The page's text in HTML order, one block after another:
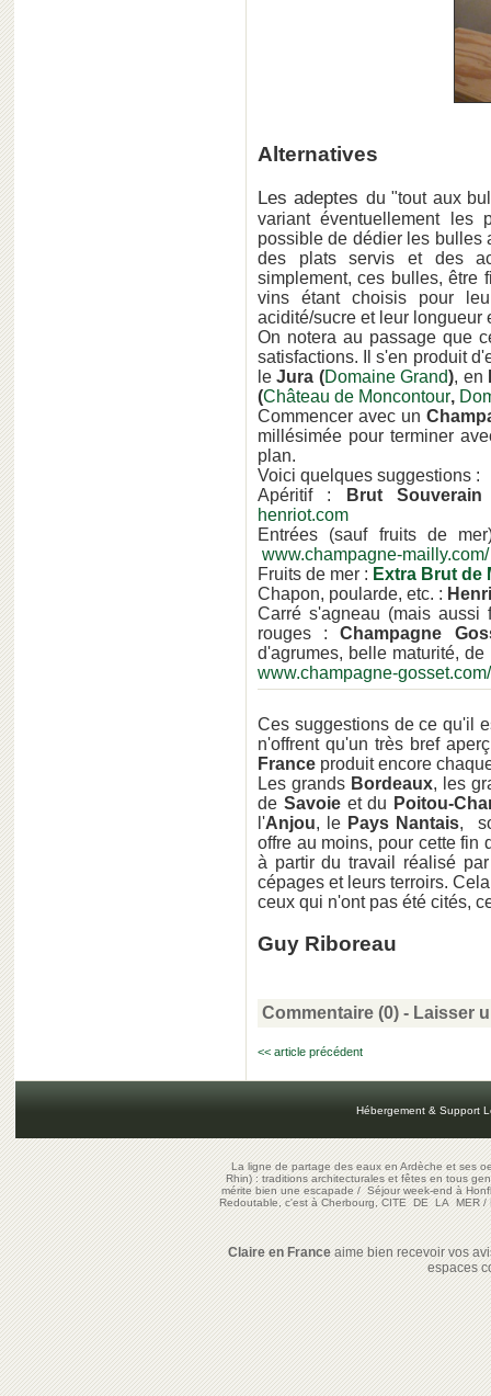
Alternatives
Les adeptes du "tout aux
variant éventuellement
possible de dédier les bulles
des plats servis et des
simplement, ces bulles, être
vins étant choisis pour
acidité/sucre et leur longueur
On notera au passage que
satisfactions. Il s'en produit
leJura (Domaine Grand), en
(Château de Moncontour,
Commencer avec un
millésimée pour terminer
plan.
Voici quelques suggestions :
Apéritif :
Brut Souverain
henriot.com
Entrées (sauf fruits de
www.champagne-mailly.com/
Fruits de mer : Extra Brut de
Chapon, poularde, etc. :
Carré s'agneau (mais aussi
rouges :Champagne
d'agrumes, belle maturité,
www.champagne-gosset.com/
Ces suggestions de ce qu'il
n'offrent qu'un très bref
France produit encore
Les grands Bordeaux, les
de Savoie et du Poitou-
l'Anjou, le Pays Nantais,
offre au moins, pour cette fin
à partir du travail réalisé
cépages et leurs terroirs.
ceux qui n'ont pas été cités,
Guy Riboreau
Commentaire (0) - Laisser
<< article précédent
Hébergement & Support
La ligne de partage des eaux en Ardèche et ses
Rhin) : traditions architecturales et fêtes en tous
mérite bien une escapade/Séjour week-end à
Redoutable, c'est à Cherbourg, CITE DE LA MER/
Claire en Franceaime bien recevoir vos
espaces